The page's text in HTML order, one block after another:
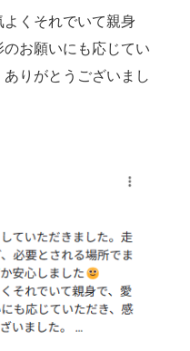
くそれでいて親身
お願いにも応じてい
りがとうございまし